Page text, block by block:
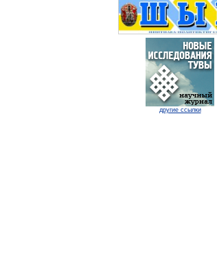
другие ссылки